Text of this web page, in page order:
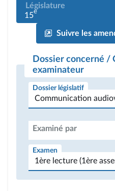
Législature
15e
Suivre les
Dossier concerné /
examinateur
Dossier législatif
Examiné par
Examen